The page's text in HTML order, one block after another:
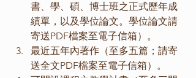
書、學、碩、博士班之正式歷年成
績單，以及學位論文。學位論文請
寄送PDF檔案至電子信箱）。
最近五年內著作（至多五篇；請寄
送全文PDF檔案至電子信箱）。